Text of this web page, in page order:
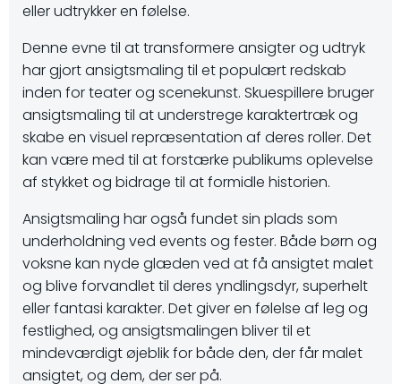
eller udtrykker en følelse.
Denne evne til at transformere ansigter og udtryk
har gjort ansigtsmaling til et populært redskab
inden for teater og scenekunst. Skuespillere bruger
ansigtsmaling til at understrege karaktertræk og
skabe en visuel repræsentation af deres roller. Det
kan være med til at forstærke publikums oplevelse
af stykket og bidrage til at formidle historien.
Ansigtsmaling har også fundet sin plads som
underholdning ved events og fester. Både børn og
voksne kan nyde glæden ved at få ansigtet malet
og blive forvandlet til deres yndlingsdyr, superhelt
eller fantasi karakter. Det giver en følelse af leg og
festlighed, og ansigtsmalingen bliver til et
mindeværdigt øjeblik for både den, der får malet
ansigtet, og dem, der ser på.